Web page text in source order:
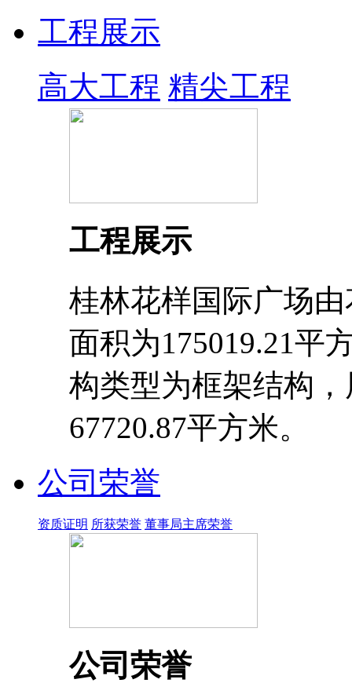
工程展示
高大工程 精尖工程
工程展示
桂林花样国际广场
面积为175019.21平
构类型为框架结构
67720.87平方米。
公司荣誉
资质证明 所获荣誉 董事局主席荣誉
公司荣誉